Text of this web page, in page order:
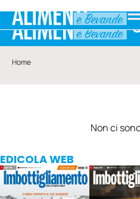
Home
Non ci
EDICOLA WEB